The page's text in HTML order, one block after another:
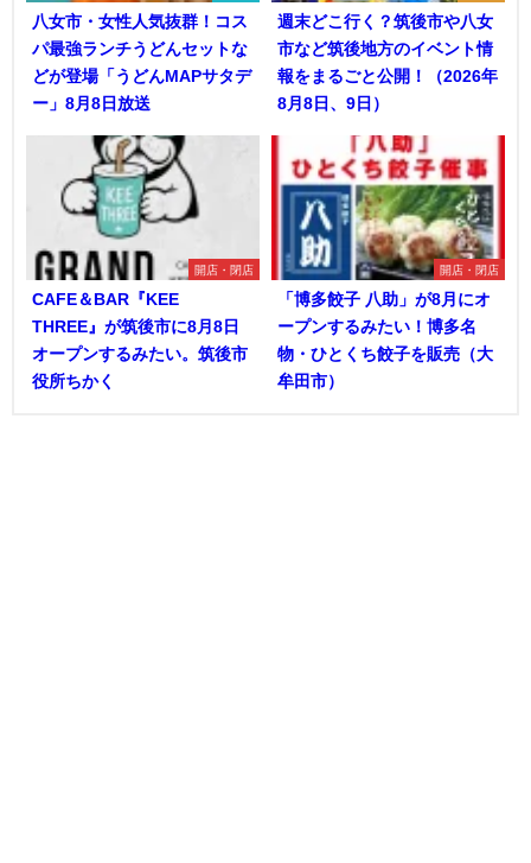
八女市・女性人気抜群！コス
パ最強ランチうどんセットな
どが登場「うどんMAPサタデ
ー」8月8日放送
週末どこ行く？筑後市や八女
市など筑後地方のイベント情
報をまるごと公開！（2026年
8月8日、9日）
開店・閉店
CAFE＆BAR『KEE
THREE』が筑後市に8月8日
オープンするみたい。筑後市
役所ちかく
開店・閉店
「博多餃子 八助」が8月にオ
ープンするみたい！博多名
物・ひとくち餃子を販売（大
牟田市）